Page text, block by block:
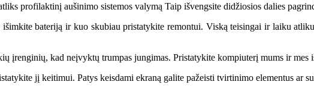
profilaktinį aušinimo sistemos valymą Taip išvengsite didžiosios dalies
bateriją ir kuo skubiau pristatykite remontui. Viską teisingai ir laiku
įrenginių, kad neįvyktų trumpas jungimas. Pristatykite kompiuterį mums ir mes
jį keitimui. Patys keisdami ekraną galite pažeisti tvirtinimo elementus ar